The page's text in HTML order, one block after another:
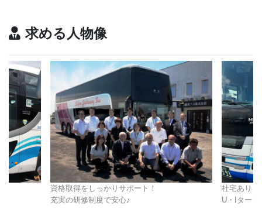
求める人物像
資格取得をしっかりサポート！
充実の研修制度で安心♪
社宅あり！
U・Iター